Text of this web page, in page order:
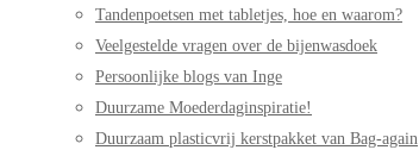
Tandenpoetsen met tabletjes, hoe en waarom?
Veelgestelde vragen over de bijenwasdoek
Persoonlijke blogs van Inge
Duurzame Moederdaginspiratie!
Duurzaam plasticvrij kerstpakket van Bag-again